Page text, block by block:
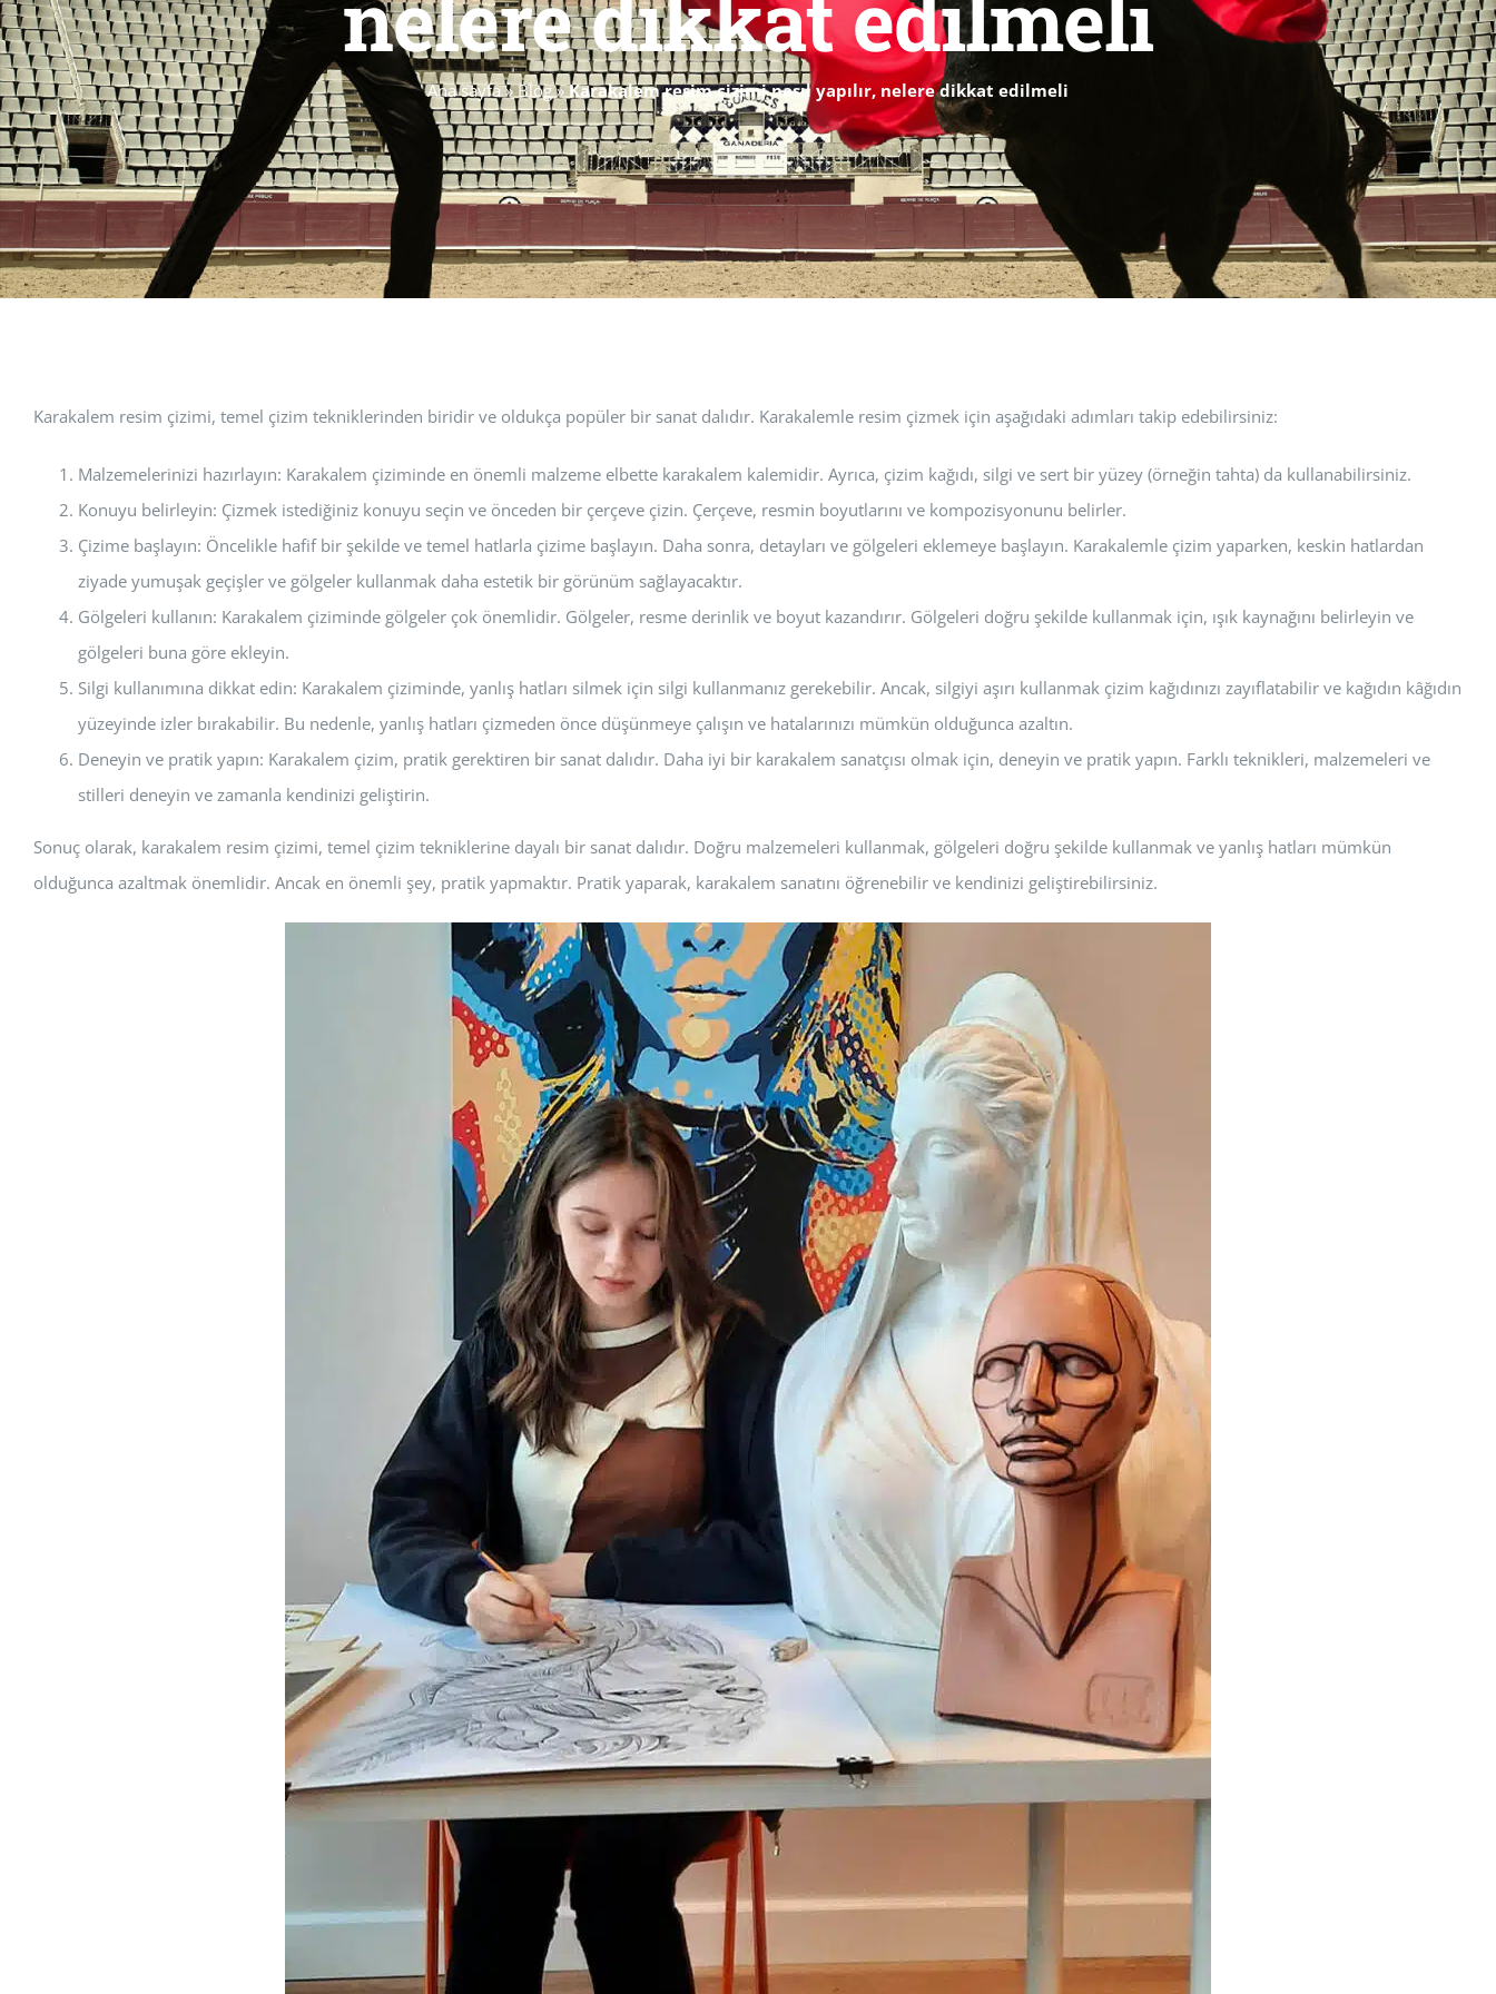
Ana sayfa»Blog»Karakalem resim çizimi nasıl yapılır, nelere dikkat edilmeli
Karakalem resim çizimi, temel çizim tekniklerinden biridir ve oldukça popüler bir sanat dalıdır. Karakalemle resim çizmek için aşağıdaki adımları takip edebilirsiniz:
Malzemelerinizi hazırlayın: Karakalem çiziminde en önemli malzeme elbette karakalem kalemidir. Ayrıca, çizim kağıdı, silgi ve sert bir yüzey (örneğin tahta) da kullanabilirsiniz.
Konuyu belirleyin: Çizmek istediğiniz konuyu seçin ve önceden bir çerçeve çizin. Çerçeve, resmin boyutlarını ve kompozisyonunu belirler.
Çizime başlayın: Öncelikle hafif bir şekilde ve temel hatlarla çizime başlayın. Daha sonra, detayları ve gölgeleri eklemeye başlayın. Karakalemle çizim yaparken, keskin hatlardan
ziyade yumuşak geçişler ve gölgeler kullanmak daha estetik bir görünüm sağlayacaktır.
Gölgeleri kullanın: Karakalem çiziminde gölgeler çok önemlidir. Gölgeler, resme derinlik ve boyut kazandırır. Gölgeleri doğru şekilde kullanmak için, ışık kaynağını belirleyin ve
gölgeleri buna göre ekleyin.
Silgi kullanımına dikkat edin: Karakalem çiziminde, yanlış hatları silmek için silgi kullanmanız gerekebilir. Ancak, silgiyi aşırı kullanmak çizim kağıdınızı zayıflatabilir ve kağıdın kâğıdın
yüzeyinde izler bırakabilir. Bu nedenle, yanlış hatları çizmeden önce düşünmeye çalışın ve hatalarınızı mümkün olduğunca azaltın.
Deneyin ve pratik yapın: Karakalem çizim, pratik gerektiren bir sanat dalıdır. Daha iyi bir karakalem sanatçısı olmak için, deneyin ve pratik yapın. Farklı teknikleri, malzemeleri ve
stilleri deneyin ve zamanla kendinizi geliştirin.
Sonuç olarak, karakalem resim çizimi, temel çizim tekniklerine dayalı bir sanat dalıdır. Doğru malzemeleri kullanmak, gölgeleri doğru şekilde kullanmak ve yanlış hatları mümkün
olduğunca azaltmak önemlidir. Ancak en önemli şey, pratik yapmaktır. Pratik yaparak, karakalem sanatını öğrenebilir ve kendinizi geliştirebilirsiniz.